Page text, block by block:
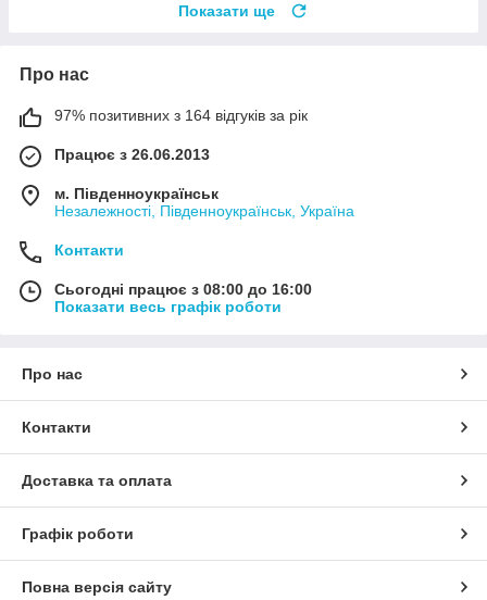
Показати ще
Про нас
97% позитивних з 164 відгуків за рік
Працює з 26.06.2013
м. Південноукраїнськ
Незалежності, Південноукраїнськ, Україна
Контакти
Сьогодні працює з 08:00 до 16:00
Показати весь графік роботи
Про нас
Контакти
Доставка та оплата
Графік роботи
Повна версія сайту